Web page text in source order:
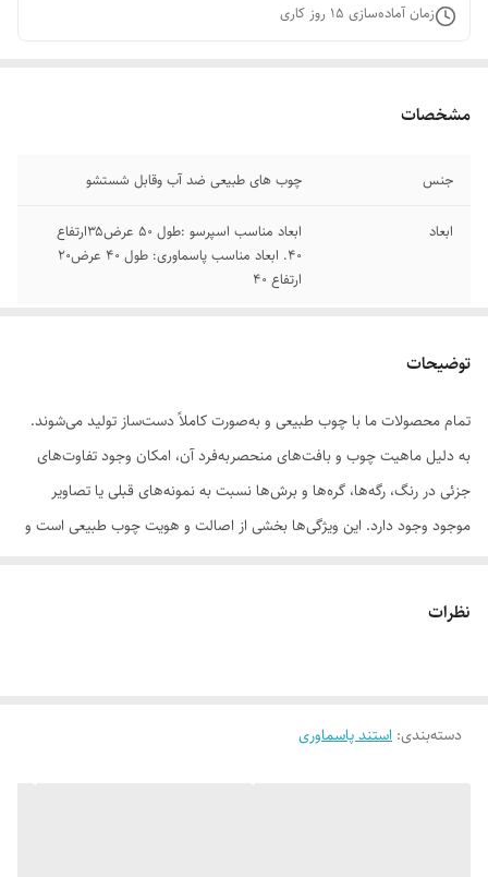
زمان آماده‌سازی 15 روز کاری
مشخصات
جنس چوب های طبیعی ضد آب وقابل شستشو
ابعاد
ابعاد مناسب اسپرسو :طول ۵۰ عرض۳۵ارتفاع
۴۰. ابعاد مناسب پاسماوری: طول ۴۰ عرض۲۰
ارتفاع ۴۰
توضیحات
تمام محصولات ما با چوب طبیعی و به‌صورت کاملاً دست‌ساز تولید می‌شوند.
به دلیل ماهیت چوب و بافت‌های منحصر‌به‌فرد آن، امکان وجود تفاوت‌های
جزئی در رنگ، رگه‌ها، گره‌ها و برش‌ها نسبت به نمونه‌های قبلی یا تصاویر
موجود وجود دارد. این ویژگی‌ها بخشی از اصالت و هویت چوب طبیعی است و
سفارش به‌منزله‌ی پذیرش این موارد و آگاهی از ویژگی‌های طبیعی چوب هست
نظرات
دسته‌بندی: استند پاسماوری